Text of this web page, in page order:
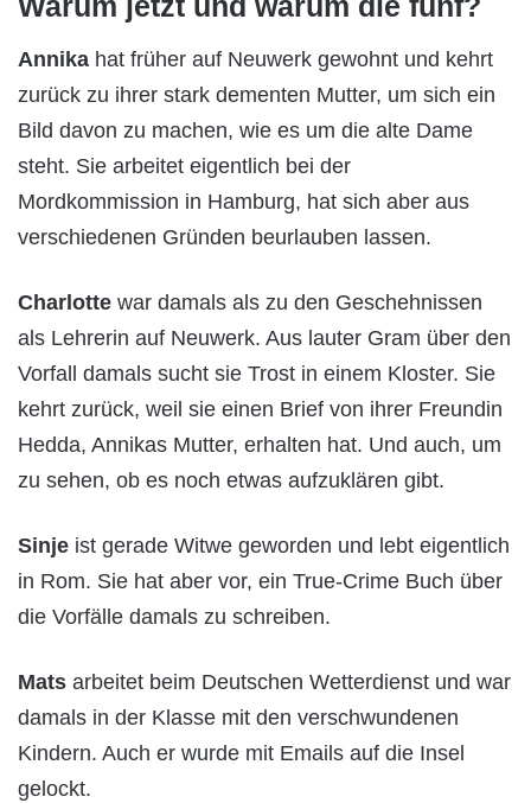
Annika hat früher auf Neuwerk gewohnt und kehrt
zurück zu ihrer stark dementen Mutter, um sich ein
Bild davon zu machen, wie es um die alte Dame
steht. Sie arbeitet eigentlich bei der
Mordkommission in Hamburg, hat sich aber aus
verschiedenen Gründen beurlauben lassen.
Charlotte war damals als zu den Geschehnissen
als Lehrerin auf Neuwerk. Aus lauter Gram über den
Vorfall damals sucht sie Trost in einem Kloster. Sie
kehrt zurück, weil sie einen Brief von ihrer Freundin
Hedda, Annikas Mutter, erhalten hat. Und auch, um
zu sehen, ob es noch etwas aufzuklären gibt.
Sinje ist gerade Witwe geworden und lebt eigentlich
in Rom. Sie hat aber vor, ein True-Crime Buch über
die Vorfälle damals zu schreiben.
Mats arbeitet beim Deutschen Wetterdienst und war
damals in der Klasse mit den verschwundenen
Kindern. Auch er wurde mit Emails auf die Insel
gelockt.